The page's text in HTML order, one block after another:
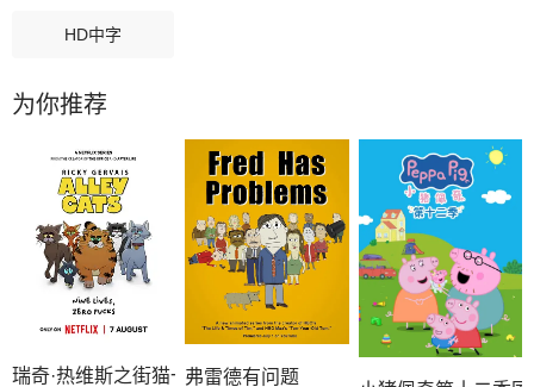
HD中字
为你推荐
瑞奇·热维斯之街猫一族弗雷德有问题